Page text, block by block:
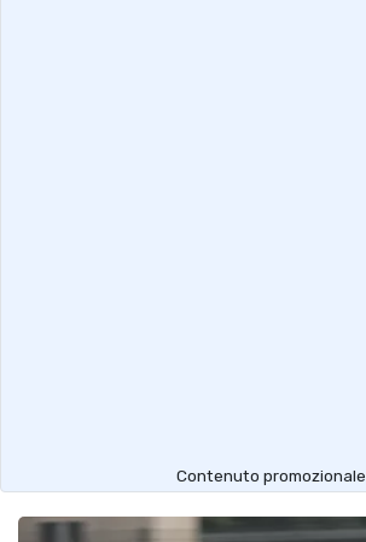
Contenuto promozionale